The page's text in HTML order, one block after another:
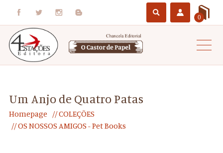
0
Um Anjo de Quatro Patas
Homepage
COLEÇÕES
OS NOSSOS AMIGOS - Pet Books